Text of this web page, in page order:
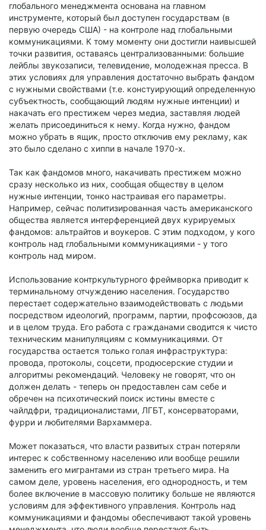
глобального менеджмента основана на главном
инструменте, который был доступен государствам (в
первую очередь США) - на контроле над глобальными
коммуникациями. К тому моменту они достигли наивысшей
точки развития, оставаясь централизованными: большие
лейблы звукозаписи, телевидение, молодежная пресса. В
этих условиях для управления достаточно выбрать фандом
с нужными свойствами (т.е. констуирующий определенную
субъектность, сообщающий людям нужные интенции) и
накачать его престижем через медиа, заставляя людей
желать присоединиться к нему. Когда нужно, фандом
можно убрать в ящик, просто отключив ему рекламу, как
это было сделано с хиппи в начале 1970-х.
Так как фандомов много, накачивать престижем можно
сразу несколько из них, сообщая обществу в целом
нужные интенции, тонко настраивая его параметры.
Например, сейчас политизированная часть американского
общества является интерференцией двух курируемых
фандомов: альтрайтов и воукеров. С этим подходом, у кого
контроль над глобальными коммуникациями - у того
контроль над миром.
Использование контркультурного фреймворка приводит к
терминальному отчуждению населения. Государство
перестает содержательно взаимодействовать с людьми
посредством идеологий, программ, партии, профсоюзов, да
и в целом труда. Его работа с гражданами сводится к чисто
техническим манипуляциям с коммуникациями. От
государства остается только голая инфраструктура:
провода, протоколы, соцсети, продюсерские студии и
алгоритмы рекомендаций. Человеку не говорят, что он
должен делать - теперь он предоставлен сам себе и
обречен на психотический поиск истины вместе с
чайлдфри, традиционалистами, ЛГБТ, консерваторами,
фурри и любителями Вархаммера.
Может показаться, что власти развитых стран потеряли
интерес к собственному населению или вообще решили
заменить его мигрантами из стран третьего мира. На
самом деле, уровень населения, его однородность, и тем
более включение в массовую политику больше не являются
условиям для эффективного управления. Контроль над
коммуникациями и фандомы обеспечивают такой уровень